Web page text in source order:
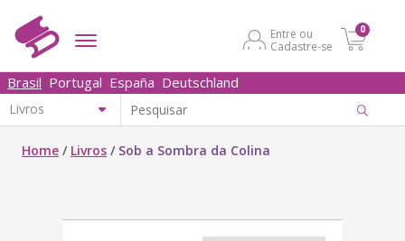
Entre ou
Cadastre-se
0
Brasil Portugal España Deutschland
Home / Livros / Sob a Sombra da Colina